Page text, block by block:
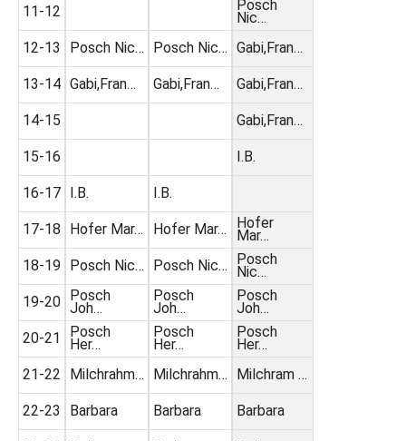
11-12
12-13
13-14
14-15
15-16
16-17
17-18
18-19
19-20
20-21
21-22
22-23
Posch Nic…
Gabi,Fran…
I.B.
Hofer Mar…
Posch Nic…
Posch
Joh…
Posch
Her…
Milchrahm…
Barbara
Posch Nic…
Gabi,Fran…
I.B.
Hofer Mar…
Posch Nic…
Posch
Joh…
Posch
Her…
Milchrahm…
Barbara
Posch
Nic…
Gabi,Fran…
Gabi,Fran…
Gabi,Fran…
I.B.
Hofer
Mar…
Posch
Nic…
Posch
Joh…
Posch
Her…
Milchram …
Barbara